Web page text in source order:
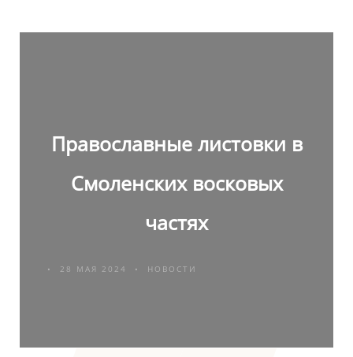
Православные листовки в
Смоленских восковых
частях
28 МАЯ 2024 НОВОСТИ